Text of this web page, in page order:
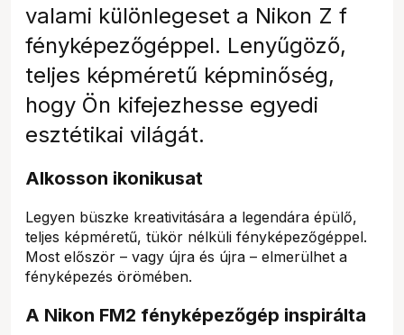
valami különlegeset a Nikon Z f
fényképezőgéppel. Lenyűgöző,
teljes képméretű képminőség,
hogy Ön kifejezhesse egyedi
esztétikai világát.
Alkosson ikonikusat
Legyen büszke kreativitására a legendára épülő,
teljes képméretű, tükör nélküli fényképezőgéppel.
Most először – vagy újra és újra – elmerülhet a
fényképezés örömében.
A Nikon FM2 fényképezőgép inspirálta